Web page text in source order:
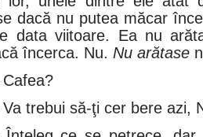
dacă nu putea măcar
data viitoare. Ea nu
încerca. Nu. Nu arătase
trebui să‑ţi cer bere azi,